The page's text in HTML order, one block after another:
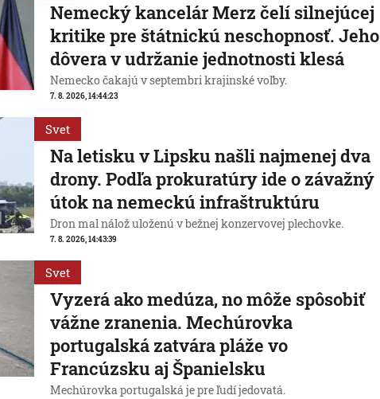
Nemecký kancelár Merz čelí silnejúcej
kritike pre štátnickú neschopnosť. Jeho
dôvera v udržanie jednotnosti klesá
Nemecko čakajú v septembri krajinské voľby.
7. 8. 2026, 14:44:23
Svet
Na letisku v Lipsku našli najmenej dva
drony. Podľa prokuratúry ide o závažný
útok na nemeckú infraštruktúru
Dron mal nálož uloženú v bežnej konzervovej plechovke.
7. 8. 2026, 14:43:39
Svet
Vyzerá ako medúza, no môže spôsobiť
vážne zranenia. Mechúrovka
portugalská zatvára pláže vo
Francúzsku aj Španielsku
Mechúrovka portugalská je pre ľudí jedovatá.